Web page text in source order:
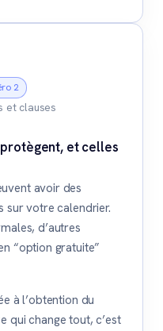
2
et clauses
et celles
avoir des
votre calendrier.
d’autres
“option gratuite”
à l’obtention du
qui change tout, c’est